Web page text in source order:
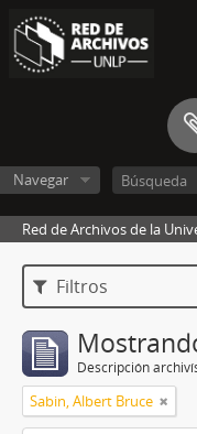
Navegar
Red de Archivos de la
Filtros
Descripción
Sabin, Albert Bruce